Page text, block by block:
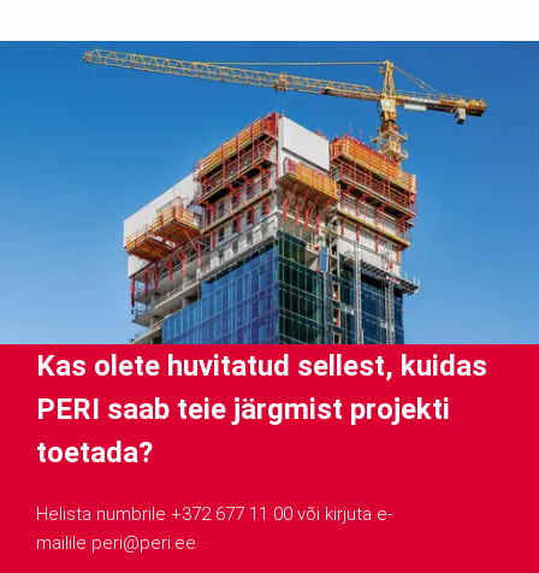
Kas olete huvitatud sellest, kuidas
PERI saab teie järgmist projekti
toetada?
Helista numbrile +372 677 11 00 või kirjuta e-
mailile peri@peri.ee